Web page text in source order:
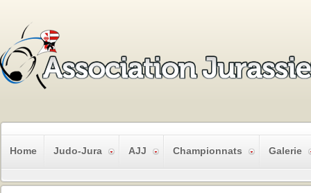
Home Judo-Jura AJJ Championnats Galerie